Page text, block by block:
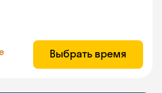
Выбрать время